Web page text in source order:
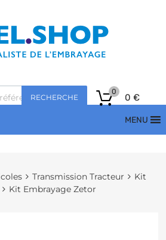
RECHERCHE 0 €
0
MENU
Transmission Tracteur
Kit
Kit Embrayage Zetor